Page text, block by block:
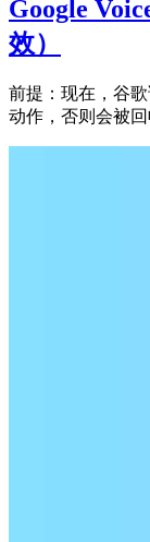
Google
效）
前提：现在，谷
动作，否则会被